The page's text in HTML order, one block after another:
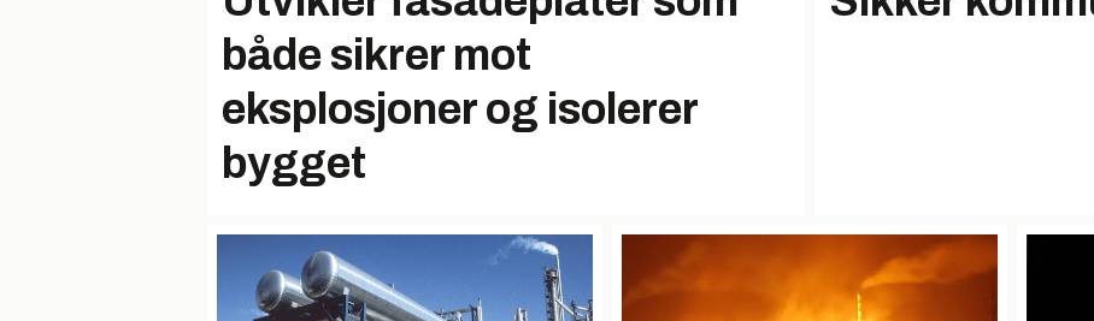
både sikrer mot
eksplosjoner og isolerer
bygget